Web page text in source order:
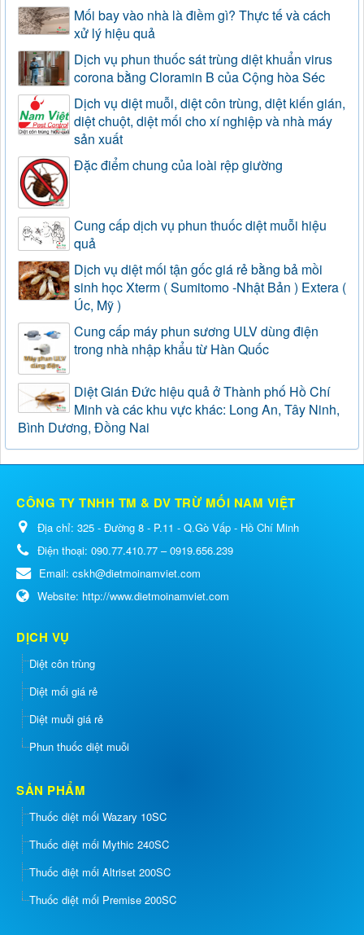
Mối bay vào nhà là điềm gì? Thực tế và cách
xử lý hiệu quả
Dịch vụ phun thuốc sát trùng diệt khuẩn virus
corona bằng Cloramin B của Cộng hòa Séc
Dịch vụ diệt muỗi, diệt côn trùng, diệt kiến gián,
diệt chuột, diệt mối cho xí nghiệp và nhà máy
sản xuất
Đặc điểm chung của loài rệp giường
Cung cấp dịch vụ phun thuốc diệt muỗi hiệu
quả
Dịch vụ diệt mối tận gốc giá rẻ bằng bả mồi
sinh học Xterm ( Sumitomo -Nhật Bản ) Extera (
Úc, Mỹ )
Cung cấp máy phun sương ULV dùng điện
trong nhà nhập khẩu từ Hàn Quốc
Diệt Gián Đức hiệu quả ở Thành phố Hồ Chí
Minh và các khu vực khác: Long An, Tây Ninh,
Bình Dương, Đồng Nai
CÔNG TY TNHH TM & DV TRỪ MỐI NAM VIỆT
Địa chỉ: 325 - Đường 8 - P.11 - Q.Gò Vấp - Hồ Chí Minh
Điện thoại: 090.77.410.77 – 0919.656.239
Email: cskh@dietmoinamviet.com
Website: http://www.dietmoinamviet.com
DỊCH VỤ
Diệt côn trùng
Diệt mối giá rẻ
Diệt muỗi giá rẻ
Phun thuốc diệt muỗi
SẢN PHẨM
Thuốc diệt mối Wazary 10SC
Thuốc diệt mối Mythic 240SC
Thuốc diệt mối Altriset 200SC
Thuốc diệt mối Premise 200SC